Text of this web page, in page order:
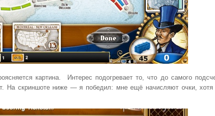
картина. Интерес подогревает то, что до самого
На скриншоте ниже — я победил: мне ещё начисляют очки, хотя